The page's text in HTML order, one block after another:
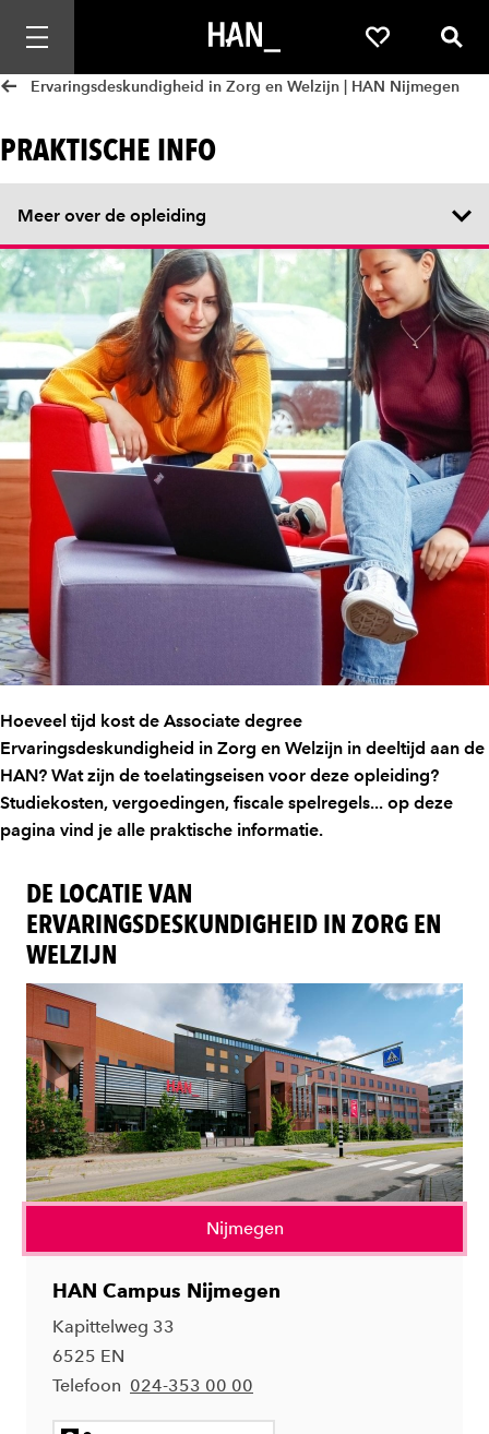
Mobiele navigatie openen Favorieten
Ervaringsdeskundigheid in Zorg en Welzijn | HAN Nijmegen
PRAKTISCHE INFO
Meer over de opleiding
Hoeveel tijd kost de Associate degree
Ervaringsdeskundigheid in Zorg en Welzijn in deeltijd aan de
HAN? Wat zijn de toelatingseisen voor deze opleiding?
Studiekosten, vergoedingen, fiscale spelregels... op deze
pagina vind je alle praktische informatie.
DE LOCATIE VAN
ERVARINGSDESKUNDIGHEID IN ZORG EN
WELZIJN
Nijmegen
HAN Campus Nijmegen
Kapittelweg 33
6525 EN
Telefoon 024-353 00 00